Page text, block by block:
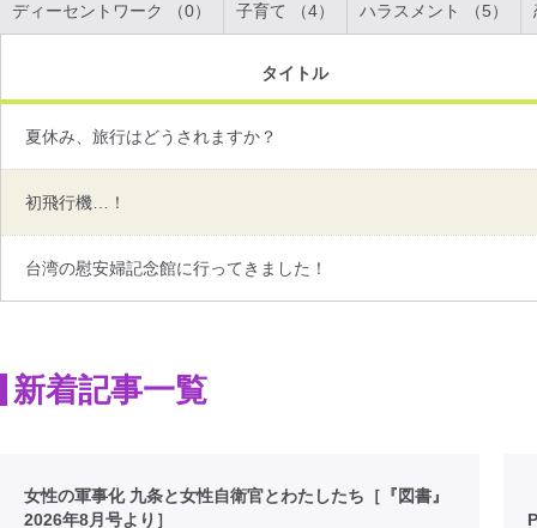
ディーセントワーク （0） 子育て （4） ハラスメント （5）
タイトル
夏休み、旅行はどうされますか？
初飛行機…！
台湾の慰安婦記念館に行ってきました！
新着記事一覧
女性の軍事化 九条と女性自衛官とわたしたち［『図書』
2026年8月号より］